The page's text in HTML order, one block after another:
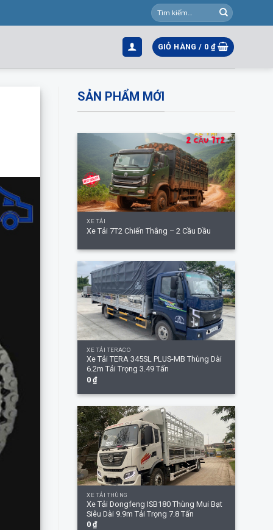
Tìm
kiếm:
GIỎ HÀNG / 0 ₫
SẢN PHẨM MỚI
+
XE TẢI
Xe Tải 7T2 Chiến Thắng – 2 Cầu Dầu
+
XE TẢI TERACO
Xe Tải TERA 345SL PLUS-MB Thùng Dài
6.2m Tải Trọng 3.49 Tấn
0₫
+
XE TẢI THÙNG
Xe Tải Dongfeng ISB180 Thùng Mui Bạt
Siêu Dài 9.9m Tải Trọng 7.8 Tấn
0₫